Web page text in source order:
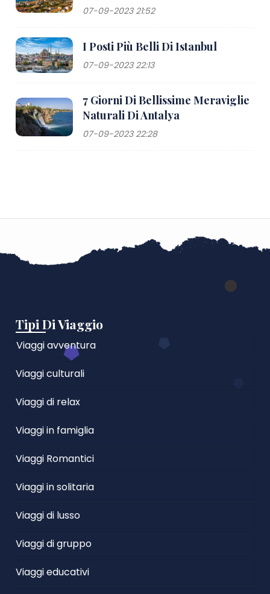
07-09-2023 21:52
I Posti Più Belli Di Istanbul
07-09-2023 22:13
7 Giorni Di Bellissime Meraviglie
Naturali Di Antalya
07-09-2023 22:28
Tipi Di Viaggio
Viaggi avventura
Viaggi culturali
Viaggi di relax
Viaggi in famiglia
Viaggi Romantici
Viaggi in solitaria
Viaggi di lusso
Viaggi di gruppo
Viaggi educativi